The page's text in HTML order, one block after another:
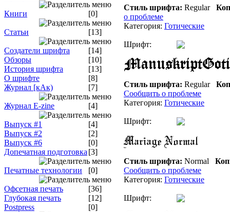
Книги [0]
Статьи [13]
Создатели шрифта
[14]
Обзоры
[10]
История шрифта
[13]
О шрифте
[8]
Журнал [кАк)
[7]
Журнал E-zine [4]
Выпуск #1
[4]
Выпуск #2
[2]
Выпуск #6
[0]
Допечатная подготовка [3]
Печатные технологии [0]
Офсетная печать
[36]
Глубокая печать
[12]
Postpress
[0]
Стиль шрифта: Regular
о проблеме
Категория: Готические
Шрифт:
Стиль шрифта: Regular
Сообщить о проблеме
Категория: Готические
Шрифт:
Стиль шрифта: Normal
Сообщить о проблеме
Категория: Готические
Шрифт: